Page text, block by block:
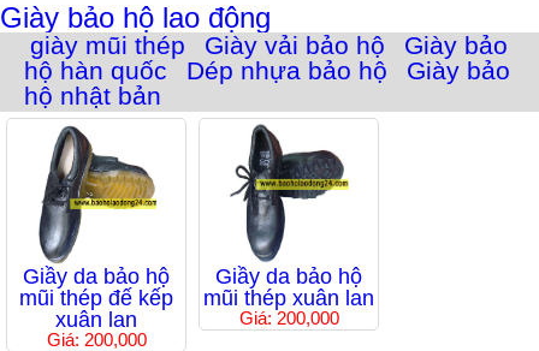
Giày bảo hộ lao động
giày mũi thép Giày vải bảo hộ
Giày bảo
hộ hàn quốc
Dép nhựa bảo hộ
Giày bảo
hộ nhật bản
Giầy da bảo hộ
mũi thép đế kếp
xuân lan
Giá: 200,000
Giầy da bảo hộ
mũi thép xuân lan
Giá: 200,000